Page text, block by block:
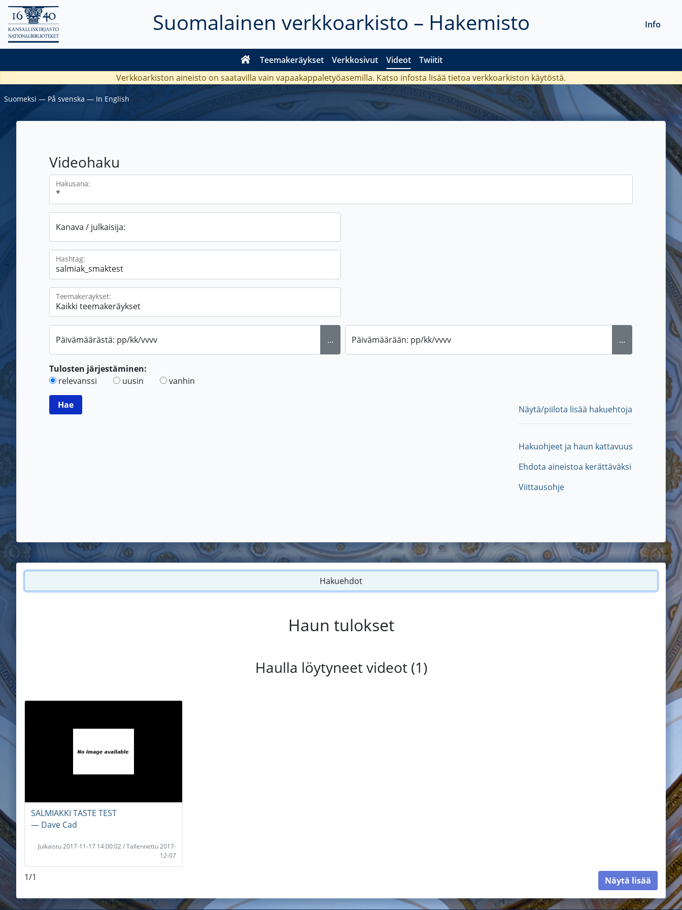
Suomalainen verkkoarkisto – Hakemisto
Teemakeräykset Verkkosivut Videot Twiitit
Info
Verkkoarkiston aineisto on saatavilla vain vapaakappaletyöasemilla. Katso infosta lisää tietoa verkkoarkiston käytöstä.
Suomeksi ― På svenska ― In English
Videohaku
Hakusana:
Kanava / julkaisija:
Hashtag:
Teemakeräykset:
Päivämäärästä: pp/kk/vvvv ... Päivämäärään: pp/kk/vvvv ...
Tulosten järjestäminen:
relevanssi
uusin vanhin
Näytä/piilota lisää hakuehtoja
Hakuohjeet ja haun kattavuus
Ehdota aineistoa kerättäväksi
Viittausohje
Hakuehdot
Haun tulokset
Haulla löytyneet videot (1)
SALMIAKKI TASTE TEST
― Dave Cad
Julkaistu 2017-11-17 14:00:02 / Tallennettu 2017-
12-07
1/1 Näytä lisää